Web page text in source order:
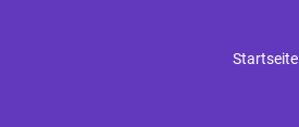
Startseite